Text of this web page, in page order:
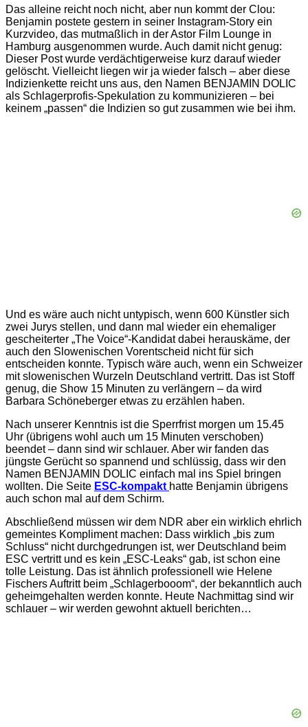
Das alleine reicht noch nicht, aber nun kommt der Clou:
Benjamin postete gestern in seiner Instagram-Story ein
Kurzvideo, das mutmaßlich in der Astor Film Lounge in
Hamburg ausgenommen wurde. Auch damit nicht genug:
Dieser Post wurde verdächtigerweise kurz darauf wieder
gelöscht. Vielleicht liegen wir ja wieder falsch – aber diese
Indizienkette reicht uns aus, den Namen BENJAMIN DOLIC
als Schlagerprofis-Spekulation zu kommunizieren – bei
keinem „passen“ die Indizien so gut zusammen wie bei ihm.
Und es wäre auch nicht untypisch, wenn 600 Künstler sich
zwei Jurys stellen, und dann mal wieder ein ehemaliger
gescheiterter „The Voice“-Kandidat dabei herauskäme, der
auch den Slowenischen Vorentscheid nicht für sich
entscheiden konnte. Typisch wäre auch, wenn ein Schweizer
mit slowenischen Wurzeln Deutschland vertritt. Das ist Stoff
genug, die Show 15 Minuten zu verlängern – da wird
Barbara Schöneberger etwas zu erzählen haben.
Nach unserer Kenntnis ist die Sperrfrist morgen um 15.45
Uhr (übrigens wohl auch um 15 Minuten verschoben)
beendet – dann sind wir schlauer. Aber wir fanden das
jüngste Gerücht so spannend und schlüssig, dass wir den
Namen BENJAMIN DOLIC einfach mal ins Spiel bringen
wollten. Die Seite ESC-kompakt hatte Benjamin übrigens
auch schon mal auf dem Schirm.
Abschließend müssen wir dem NDR aber ein wirklich ehrlich
gemeintes Kompliment machen: Dass wirklich „bis zum
Schluss“ nicht durchgedrungen ist, wer Deutschland beim
ESC vertritt und es kein „ESC-Leaks“ gab, ist schon eine
tolle Leistung. Das ist ähnlich professionell wie Helene
Fischers Auftritt beim „Schlagerbooom“, der bekanntlich auch
geheimgehalten werden konnte. Heute Nachmittag sind wir
schlauer – wir werden gewohnt aktuell berichten…